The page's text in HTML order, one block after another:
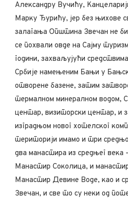
Александру Вучићу,
Марку Ђурићу, јер без њихове
залагања Општина Звечан не
се похвали овде на Сајму
години, захваљујући
Србије намењеним Бањи у
отворене базене, затим
термалном минералном водом,
центар, визиторски центар, и
изградњом новог хотелског
територији имамо и три
два манастира из средњег
Манастир Соколица, и
Манастир Девине Воде, као и
Звечан, и све то су неки од